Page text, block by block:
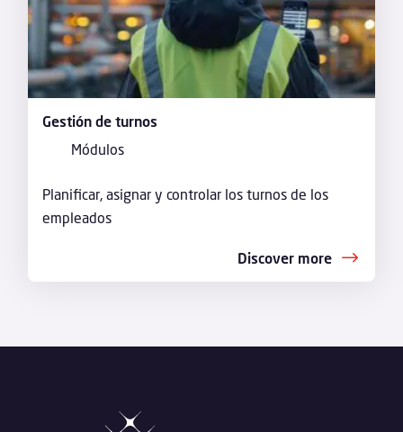
Gestión de turnos
Módulos
Planificar, asignar y controlar los turnos de los
empleados
Discover more